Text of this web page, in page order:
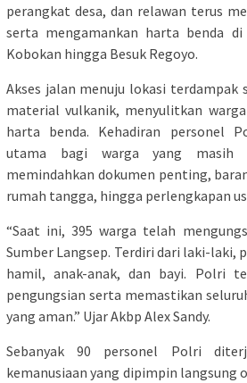
perangkat desa, dan relawan terus
serta mengamankan harta benda di
Kobokan hingga Besuk Regoyo.
Akses jalan menuju lokasi
material vulkanik, menyulitkan
harta benda. Kehadiran personel
utama bagi warga yang masih
memindahkan dokumen penting,
rumah tangga, hingga perlengkapan
“Saat ini, 395 warga telah
Sumber Langsep. Terdiri dari laki-laki,
hamil, anak-anak, dan bayi. Polri
pengungsian serta memastikan
yang aman.” Ujar Akbp Alex Sandy.
Sebanyak 90 personel Polri
kemanusiaan yang dipimpin langsung